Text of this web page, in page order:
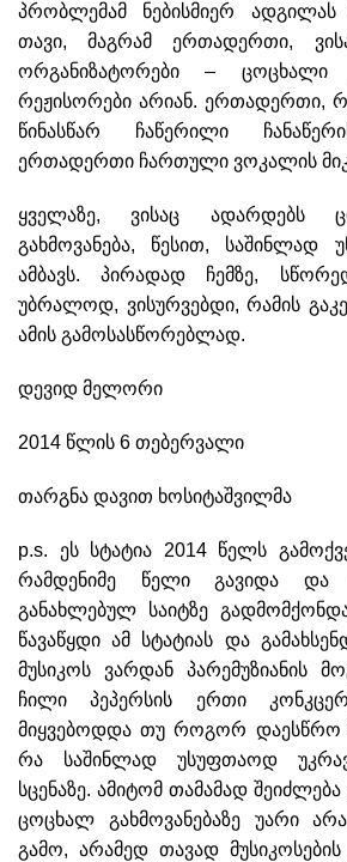
პრობლემამ ნებისმიერ ადგილას
თავი, მაგრამ ერთადერთი,
ორგანიზატორები – ცოცხალი
რეჟისორები არიან. ერთადერთი,
წინასწარ ჩაწერილი
ერთადერთი ჩართული ვოკალის
ყველაზე, ვისაც ადარდებს
გახმოვანება, წესით, საშინლად
ამბავს. პირადად ჩემზე,
უბრალოდ, ვისურვებდი, რამის
ამის გამოსასწორებლად.
დევიდ მელორი
2014 წლის 6 თებერვალი
თარგნა დავით ხოსიტაშვილმა
p.s. ეს სტატია 2014 წელს
რამდენიმე წელი გავიდა და
განახლებულ საიტზე
წავაწყდი ამ სტატიას და
მუსიკოს ვარდან პარემუზიანის
ჩილი პეპერსის ერთი
მიყვებოდდა თუ როგორ დაესწრო
რა საშინლად უსუფთაოდ
სცენაზე. ამიტომ თამამად
ცოცხალ გახმოვანებაზე უარი
გამო, არამედ თავად